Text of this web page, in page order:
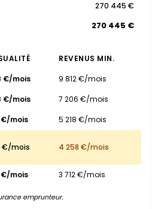
270 445 €
270 445 €
REVENUS MIN.
€/mois
9 812 €/mois
€/mois
7 206 €/mois
€/mois
5 218 €/mois
€/mois 4 258 €/mois
€/mois 3 712 €/mois
emprunteur.